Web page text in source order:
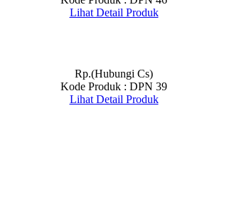
Lihat Detail Produk
Rp.(Hubungi Cs)
Kode Produk : DPN 39
Lihat Detail Produk